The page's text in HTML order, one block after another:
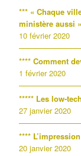
*** « Chaque
ministère aussi »
10 février 2020
**** Comment
1 février 2020
***** Les low-
27 janvier 2020
****
20 janvier 2020